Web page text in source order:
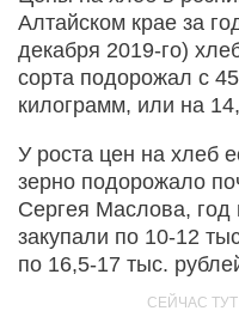
Алтайском крае за
декабря 2019-го)
сорта подорожал с
килограмм, или на
У роста цен на хлеб
зерно подорожало
Сергея Маслова, год
закупали по 10-12
по 16,5-17 тыс.